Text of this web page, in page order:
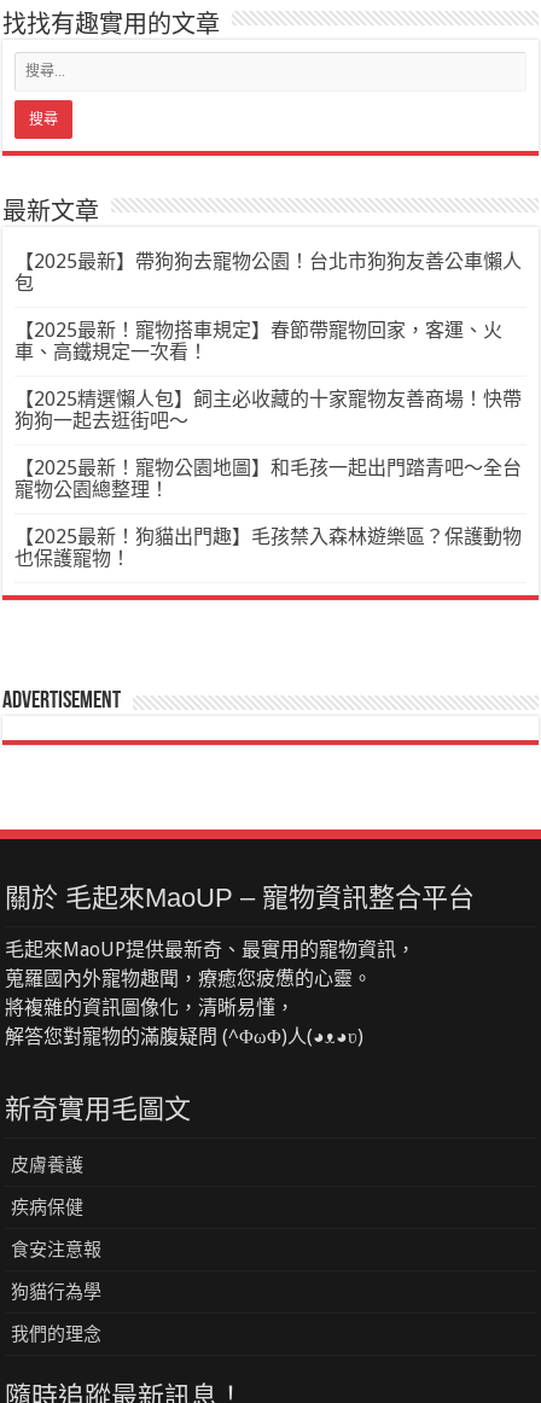
找找有趣實用的文章
最新文章
【2025最新】帶狗狗去寵物公園！台北市狗狗友善公車懶人
包
【2025最新！寵物搭車規定】春節帶寵物回家，客運、火
車、高鐵規定一次看！
【2025精選懶人包】飼主必收藏的十家寵物友善商場！快帶
狗狗一起去逛街吧～
【2025最新！寵物公園地圖】和毛孩一起出門踏青吧～全台
寵物公園總整理！
【2025最新！狗貓出門趣】毛孩禁入森林遊樂區？保護動物
也保護寵物！
Advertisement
關於 毛起來MaoUP – 寵物資訊整合平台
毛起來MaoUP提供最新奇、最實用的寵物資訊，
蒐羅國內外寵物趣聞，療癒您疲憊的心靈。
將複雜的資訊圖像化，清晰易懂，
解答您對寵物的滿腹疑問 (^ΦωΦ)人(◕ᴥ◕ʋ)
新奇實用毛圖文
皮膚養護
疾病保健
食安注意報
狗貓行為學
我們的理念
隨時追蹤最新訊息！